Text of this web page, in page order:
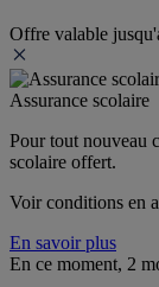
Offre valable
Assurance scolaire
Pour tout nouveau
scolaire offert.
Voir conditions en
En savoir plus
En ce moment, 2